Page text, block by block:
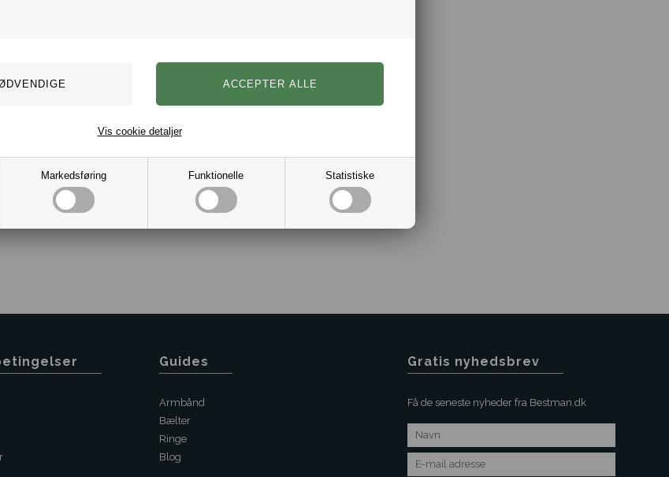
Markedsføring Funktionelle Statistiske
Vis cookie detaljer
Guides
Armbånd
Bælter
Ringe
Blog
Gratis nyhedsbrev
Få de seneste nyheder fra Bestman.dk